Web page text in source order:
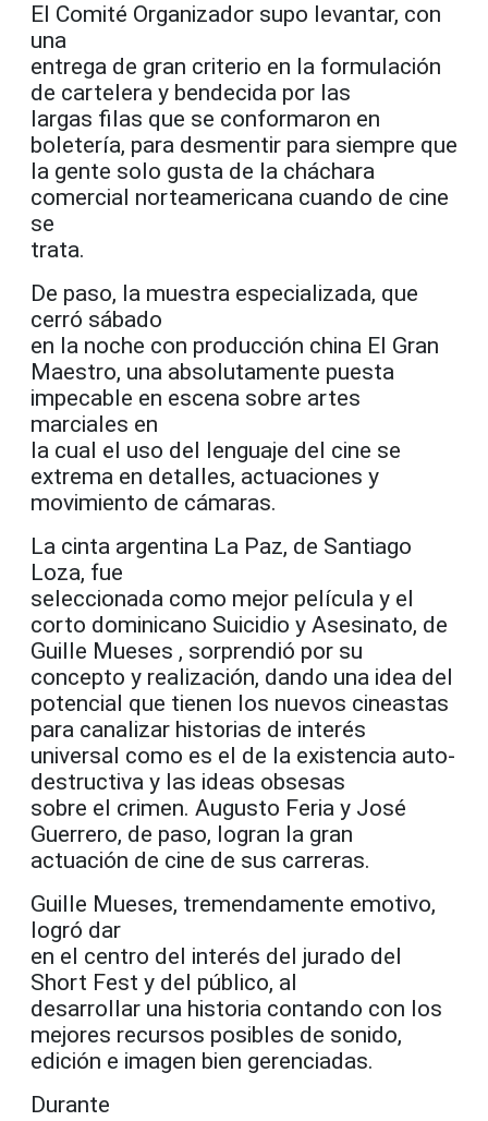
El Comité Organizador supo levantar, con
una
entrega de gran criterio en la formulación
de cartelera y bendecida por las
largas filas que se conformaron en
boletería, para desmentir para siempre que
la gente solo gusta de la cháchara
comercial norteamericana cuando de cine
se
trata.
De paso, la muestra especializada, que
cerró sábado
en la noche con producción china El Gran
Maestro, una absolutamente puesta
impecable en escena sobre artes
marciales en
la cual el uso del lenguaje del cine se
extrema en detalles, actuaciones y
movimiento de cámaras.
La cinta argentina La Paz, de Santiago
Loza, fue
seleccionada como mejor película y el
corto dominicano Suicidio y Asesinato, de
Guille Mueses , sorprendió por su
concepto y realización, dando una idea del
potencial que tienen los nuevos cineastas
para canalizar historias de interés
universal como es el de la existencia auto-
destructiva y las ideas obsesas
sobre el crimen. Augusto Feria y José
Guerrero, de paso, logran la gran
actuación de cine de sus carreras.
Guille Mueses, tremendamente emotivo,
logró dar
en el centro del interés del jurado del
Short Fest y del público, al
desarrollar una historia contando con los
mejores recursos posibles de sonido,
edición e imagen bien gerenciadas.
Durante